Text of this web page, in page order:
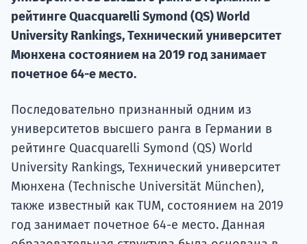
рейтинге Quacquarelli Symond (QS) World
University Rankings, Технический университет
Мюнхена состоянием на 2019 год занимает
почетное 64-е место.
Последовательно признанный одним из
университетов высшего ранга в Германии в
рейтинге Quacquarelli Symond (QS) World
University Rankings, Технический университет
Мюнхена (Technische Universität München),
также известный как TUM, состоянием на 2019
год занимает почетное 64-е место. Данная